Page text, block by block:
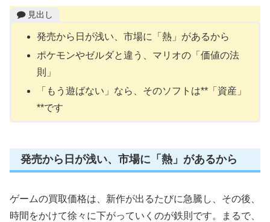
見出し
発売から日が浅い、市場に「熱」があるから
ポケモンやゼルダと違う、マリオの「価値の法
則」
「もう遊ばない」なら、そのソフトは**「資産」
**です
発売から日が浅い、市場に「熱」があるから
ゲームの買取価格は、新作が出るたびに急騰し、その後、
時間をかけて徐々に下がっていくのが鉄則です。まるで、